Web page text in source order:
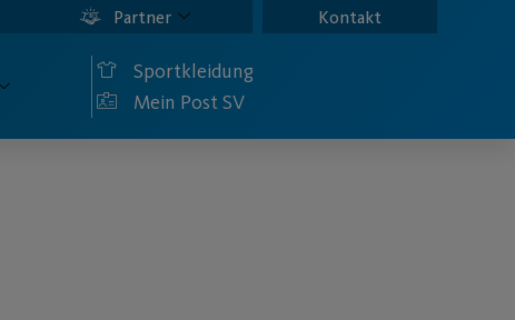
Partner Kontakt
Sportkleidung
Mein Post SV